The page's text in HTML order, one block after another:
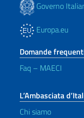
Governo
Europa.eu
Domande
Faq – MAECI
L’Ambasciata
Chi siamo